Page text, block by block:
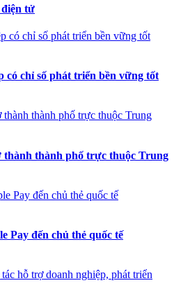
tử
có chỉ số phát triển bền vững tốt
thành thành phố trực thuộc Trung
Pay đến chủ thẻ quốc tế